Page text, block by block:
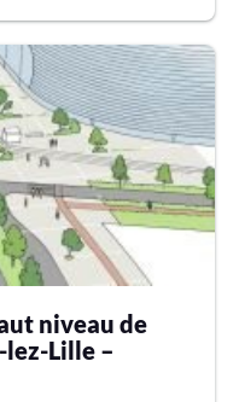
du projet et
+ sur le projet ▶
le cadre de la
la MEL
*christo...
niveau de
Lille –